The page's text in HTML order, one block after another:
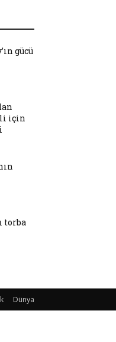
gücü
için
torba
Dünya